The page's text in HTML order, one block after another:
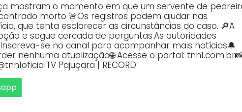
mostram o momento em que um servente de
morto 🚨Os registros podem ajudar nas
que tenta esclarecer as circunstâncias do caso. 🔎A
e segue cercada de perguntas.As autoridades
se no canal para acompanhar mais notícias🔔
nenhuma atualização🌐 Acesse o portal:
Pajuçara | RECORD